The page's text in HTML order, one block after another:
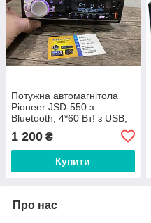
Потужна автомагнітола
Pioneer JSD-550 з
Bluetooth, 4*60 Вт! з USB,
1 200 ₴
Купити
Про нас